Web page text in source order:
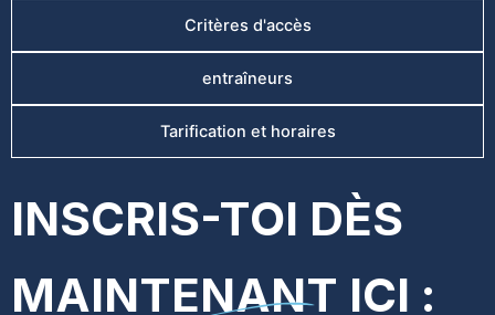
Critères d'accès
entraîneurs
Tarification et horaires
INSCRIS-TOI DÈS
MAINTENANT ICI :